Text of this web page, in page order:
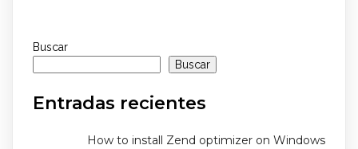
Buscar
Buscar
Entradas recientes
How to install Zend optimizer on Windows